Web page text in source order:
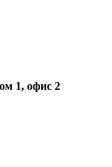
1, офис 2